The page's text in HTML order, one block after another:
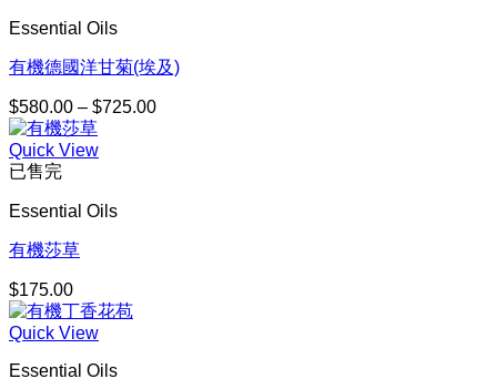
Essential Oils
有機德國洋甘菊(埃及)
$580.00 – $725.00價
Quick View
已售完
Essential Oils
有機莎草
$175.00
Quick View
Essential Oils